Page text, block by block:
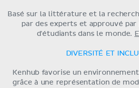
Basé sur la littérature et la
par des experts et approuvé
d'étudiants dans le monde.
DIVERSITÉ ET
Kenhub favorise un
grâce à une représentation de